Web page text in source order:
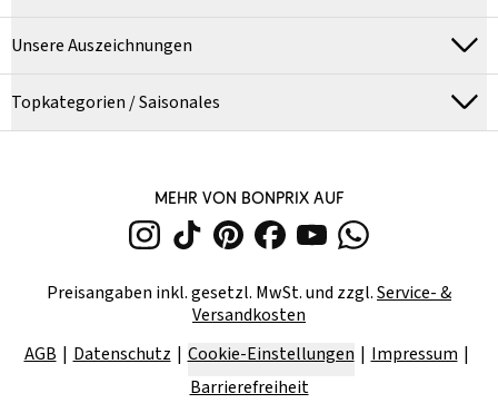
Unsere Auszeichnungen
Topkategorien / Saisonales
MEHR VON BONPRIX AUF
Preisangaben inkl. gesetzl. MwSt. und zzgl.Service- &
Versandkosten
AGB
Datenschutz Cookie-Einstellungen
Impressum
Barrierefreiheit